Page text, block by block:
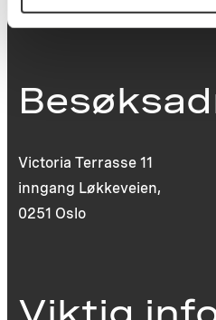
Victoria Terrasse 11
inngang Løkkeveien,
0251 Oslo